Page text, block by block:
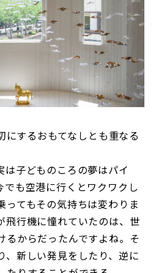
にするおもてなしとも重なる
は子どものころの夢はパイ
でも空港に行くとワクワクし
ってもその気持ちは変わりま
飛行機に憧れていたのは、世
るからだったんですよね。そ
、新しい発見をしたり、逆に